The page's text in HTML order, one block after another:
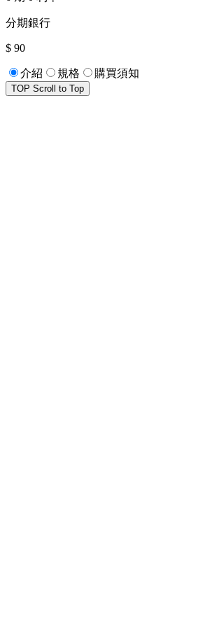
分期銀行
$ 90
介紹 規格 購買須知
TOP Scroll to Top